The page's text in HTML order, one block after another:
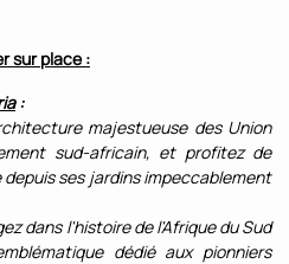
sur place :
:
majestueuse des Union
sud-africain, et profitez de
depuis ses jardins impeccablement
dans l'histoire de l'Afrique du Sud
dédié aux pionniers